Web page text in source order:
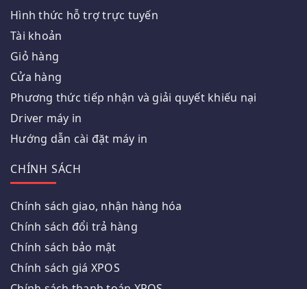
Hình thức hỗ trợ trực tuyến
Tài khoản
Giỏ hàng
Cửa hàng
Phương thức tiếp nhận và giải quyết khiếu nại
Driver máy in
Hướng dẫn cài đặt máy in
CHÍNH SÁCH
Chính sách giao, nhận hàng hóa
Chính sách đổi trả hàng
Chính sách bảo mật
Chính sách giá XPOS